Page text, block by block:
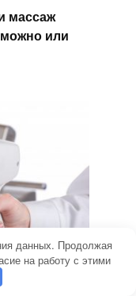
массаж
или
данных. Продолжая
на работу с этими